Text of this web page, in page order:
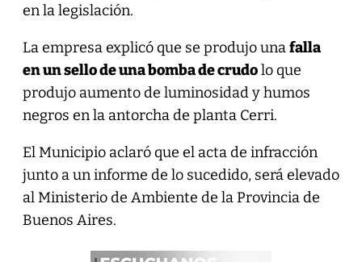
en la legislación.
La empresa explicó que se produjo unafalla
en un sello de una bomba de crudolo que
produjo aumento de luminosidad y humos
negros en la antorcha de planta Cerri.
El Municipio aclaró que el acta de infracción
junto a un informe de lo sucedido, será elevado
al Ministerio de Ambiente de la Provincia de
Buenos Aires.